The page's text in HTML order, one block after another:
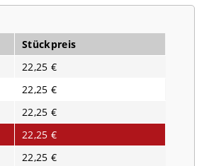
Stückpreis
22,25 €
22,25 €
22,25 €
22,25 €
22,25 €